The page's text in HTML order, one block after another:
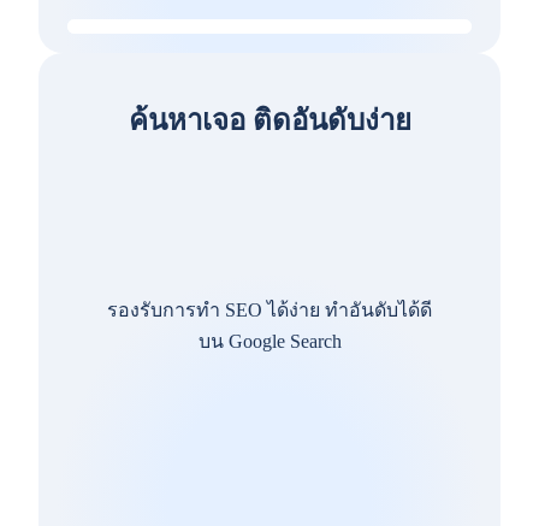
ค้นหาเจอ ติดอันดับง่าย
รองรับการทำ SEO ได้ง่าย ทำอันดับได้ดี
บน Google Search